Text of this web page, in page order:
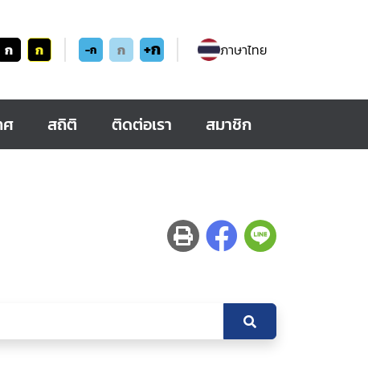
ก ก -ก ก +ก ภาษาไทย
ศ สถิติ ติดต่อเรา สมาชิก